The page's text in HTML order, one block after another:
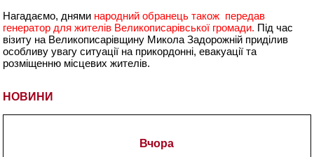
НОВИНИ
Вчора
Нагадаємо, днями народний обранець також передав
генератор для жителів Великописарівської громади. Під час
візиту на Великописарівщину Микола Задорожній приділив
особливу увагу ситуації на прикордонні, евакуації та
розміщенню місцевих жителів.